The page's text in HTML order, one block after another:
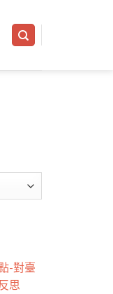
-對臺
思